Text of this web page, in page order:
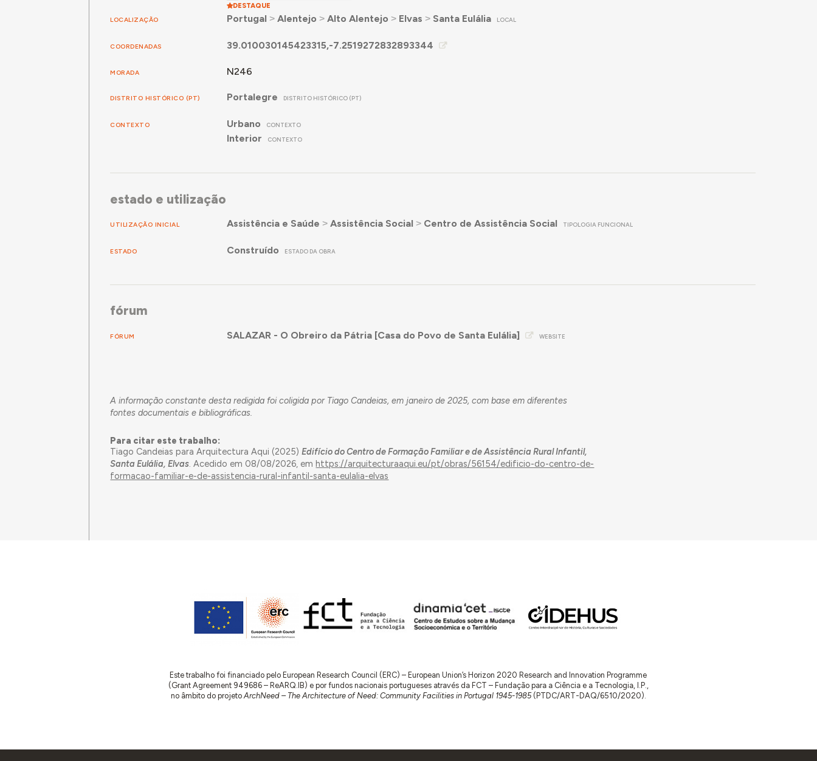
DESTAQUE
LOCALIZAÇÃO Portugal ˃ Alentejo ˃ Alto Alentejo ˃ Elvas ˃ Santa Eulália LOCAL
COORDENADAS 39.010030145423315,-7.2519272832893344
MORADA N246
DISTRITO HISTÓRICO (PT) Portalegre DISTRITO HISTÓRICO (PT)
CONTEXTO Urbano CONTEXTO
Interior CONTEXTO
estado e utilização
UTILIZAÇÃO INICIAL Assistência e Saúde ˃ Assistência Social ˃ Centro de Assistência Social TIPOLOGIA FUNCIONAL
ESTADO Construído ESTADO DA OBRA
fórum
FÓRUM SALAZAR - O Obreiro da Pátria [Casa do Povo de Santa Eulália] WEBSITE
A informação constante desta redigida foi coligida por Tiago Candeias, em janeiro de 2025, com base em diferentes
fontes documentais e bibliográficas.
Para citar este trabalho:
Tiago Candeias para Arquitectura Aqui (2025)Edifício do Centro de Formação Familiar e de Assistência Rural Infantil,
Santa Eulália, Elvas . Acedido em 08/08/2026, emhttps://arquitecturaaqui.eu/pt/obras/56154/edificio-do-centro-de-
formacao-familiar-e-de-assistencia-rural-infantil-santa-eulalia-elvas
Este trabalho foi financiado pelo European Research Council (ERC) – European Union’s Horizon 2020 Research and Innovation Programme
(Grant Agreement 949686 – ReARQ.IB) e por fundos nacionais portugueses através da FCT – Fundação para a Ciência e a Tecnologia, I.P.,
no âmbito do projeto ArchNeed – The Architecture of Need: Community Facilities in Portugal 1945-1985(PTDC/ART-DAQ/6510/2020).